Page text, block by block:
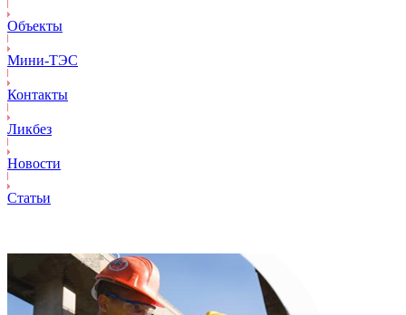
Объекты
Mини-ТЭС
Контакты
Ликбез
Новости
Статьи